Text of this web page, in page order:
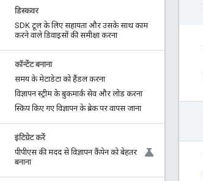
डिस्कवर
SDK टूल के लिए सहायता और उसके साथ काम
करने वाले डिवाइसों की समीक्षा करना
कॉन्टेंट बनाना
समय के मेटाडेटा को हैंडल करना
विज्ञापन स्ट्रीम के बुकमार्क सेव और लोड करना
स्किप किए गए विज्ञापन के ब्रेक पर वापस जाना
इंटिग्रेट करें
पीपीएस की मदद से विज्ञापन कैंपेन को बेहतर
बनाना